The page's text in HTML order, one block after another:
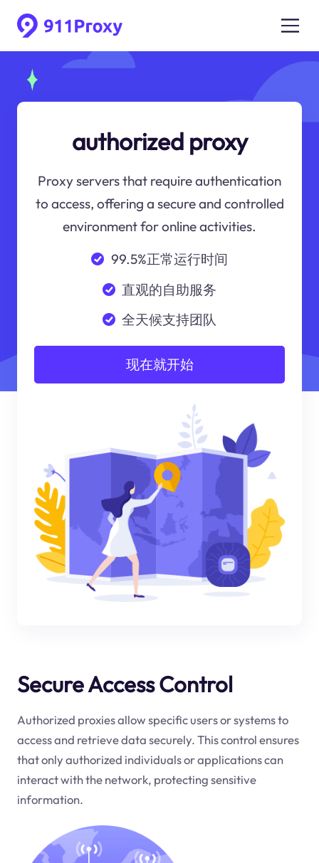
authorized proxy
Proxy servers that require authentication
to access, offering a secure and controlled
environment for online activities.
99.5%正常运行时间
直观的自助服务
全天候支持团队
现在就开始
Secure Access Control
Authorized proxies allow specific users or systems to
access and retrieve data securely. This control ensures
that only authorized individuals or applications can
interact with the network, protecting sensitive
information.